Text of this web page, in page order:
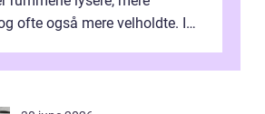
ofte også mere velholdte. I